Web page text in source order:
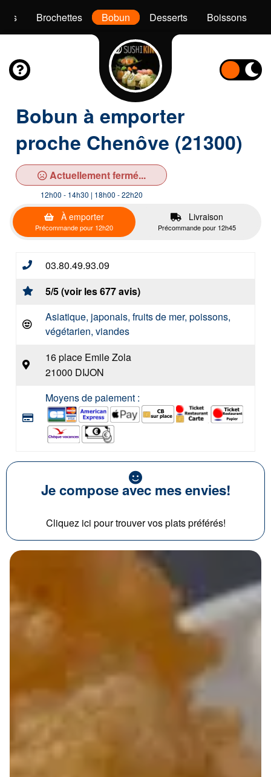
Brochettes Bobun Desserts Boissons
Bobun à emporter
proche Chenôve (21300)
Actuellement fermé...
12h00 - 14h30 | 18h00 - 22h20
À emporter
Précommande pour 12h20
Livraison
Précommande pour 12h45
03.80.49.93.09
5/5 (voir les 677 avis)
Asiatique, japonais, fruits de mer, poissons,
végétarien, viandes
16 place Emile Zola
21000 DIJON
Moyens de paiement :
Je compose avec mes envies!
Cliquez ici pour trouver vos plats préférés!